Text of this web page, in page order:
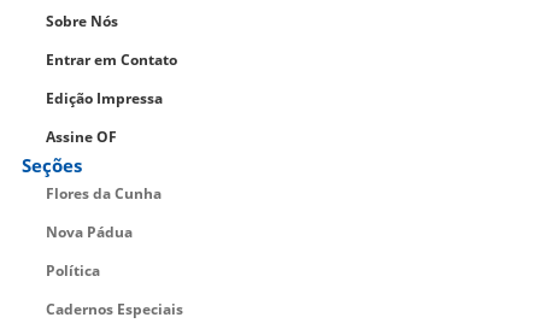
Sobre Nós
Entrar em Contato
Edição Impressa
Assine OF
Seções
Flores da Cunha
Nova Pádua
Política
Cadernos Especiais